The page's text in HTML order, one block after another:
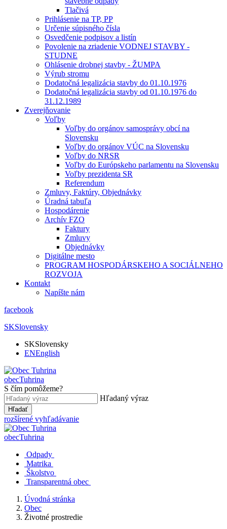
Tlačivá
Prihlásenie na TP, PP
Určenie súpisného čísla
Osvedčenie podpisov a listín
Povolenie na zriadenie VODNEJ STAVBY -
STUDNE
Ohlásenie drobnej stavby - ŽUMPA
Výrub stromu
Dodatočná legalizácia stavby do 01.10.1976
Dodatočná legalizácia stavby od 01.10.1976 do
31.12.1989
Zverejňovanie
Voľby
Voľby do orgánov samosprávy obcí na
Slovensku
Voľby do orgánov VÚC na Slovensku
Voľby do NRSR
Voľby do Európskeho parlamentu na Slovensku
Voľby prezidenta SR
Referendum
Zmluvy, Faktúry, Objednávky
Úradná tabuľa
Hospodárenie
Archív FZO
Faktury
Zmluvy
Objednávky
Digitálne mesto
PROGRAM HOSPODÁRSKEHO A SOCIÁLNEHO
ROZVOJA
Kontakt
Napíšte nám
facebook
SKSlovensky
SKSlovensky
ENEnglish
obecTuhrina
S čím pomôžeme?
Hľadaný výraz
Hľadať
rozšírené vyhľadávanie
obecTuhrina
Odpady
Matrika
Školstvo
Transparentná obec
Úvodná stránka
Obec
Životné prostredie